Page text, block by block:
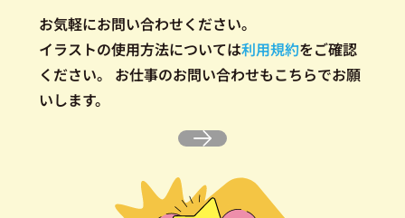
お気軽にお問い合わせください。
イラストの使用方法については利用規約をご確認
ください。
お仕事のお問い合わせもこちらでお願
いします。